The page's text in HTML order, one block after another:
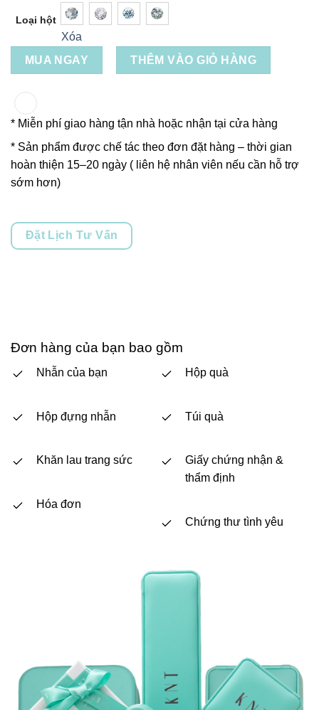
Loại hột
Xóa
MUA NGAY
THÊM VÀO GIỎ HÀNG
* Miễn phí giao hàng tận nhà hoặc nhận tại cửa hàng
* Sản phẩm được chế tác theo đơn đặt hàng – thời gian
hoàn thiện 15–20 ngày ( liên hệ nhân viên nếu cần hỗ trợ
sớm hơn)
Đặt Lịch Tư Vấn
Đơn hàng của bạn bao gồm
Nhẫn của bạn
Hộp đựng nhẫn
Khăn lau trang sức
Hóa đơn
Hộp quà
Túi quà
Giấy chứng nhận &
thẩm định
Chứng thư tình yêu